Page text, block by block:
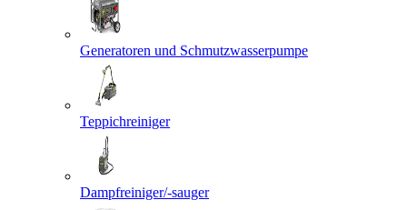
Generatoren und Schmutzwasserpumpe
Teppichreiniger
Dampfreiniger/-sauger